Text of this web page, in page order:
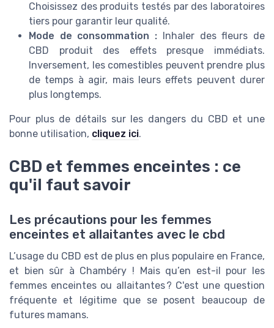
Choisissez des produits testés par des laboratoires
tiers pour garantir leur qualité.
Mode de consommation : Inhaler des fleurs de
CBD produit des effets presque immédiats.
Inversement, les comestibles peuvent prendre plus
de temps à agir, mais leurs effets peuvent durer
plus longtemps.
Pour plus de détails sur les dangers du CBD et une
bonne utilisation, cliquez ici.
CBD et femmes enceintes : ce
qu'il faut savoir
Les précautions pour les femmes
enceintes et allaitantes avec le cbd
L’usage du CBD est de plus en plus populaire en France,
et bien sûr à Chambéry ! Mais qu’en est-il pour les
femmes enceintes ou allaitantes ? C'est une question
fréquente et légitime que se posent beaucoup de
futures mamans.